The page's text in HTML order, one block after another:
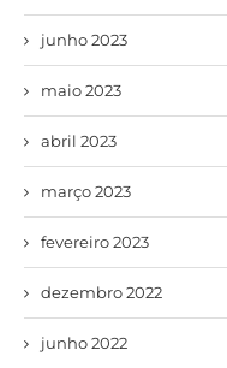
junho 2023
maio 2023
abril 2023
março 2023
fevereiro 2023
dezembro 2022
junho 2022